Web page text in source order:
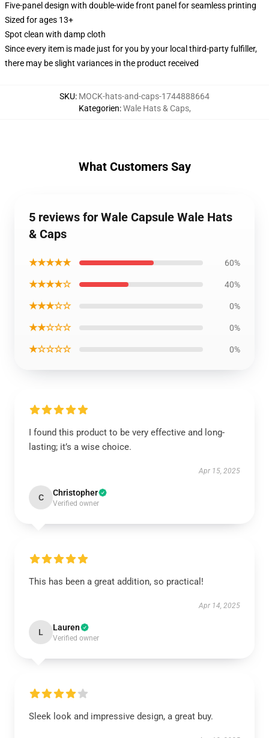
Five-panel design with double-wide front panel for seamless printing
Sized for ages 13+
Spot clean with damp cloth
Since every item is made just for you by your local third-party fulfiller,
there may be slight variances in the product received
SKU: MOCK-hats-and-caps-1744888664
Kategorien:Wale Hats & Caps,
What Customers Say
5 reviews for Wale Capsule Wale Hats
& Caps
★★★★★ 60%
★★★★☆ 40%
★★★☆☆ 0%
★★☆☆☆ 0%
★☆☆☆☆ 0%
I found this product to be very effective and long-
lasting; it’s a wise choice.
Apr 15, 2025
C Christopher
Verified owner
This has been a great addition, so practical!
Apr 14, 2025
L Lauren
Verified owner
Sleek look and impressive design, a great buy.